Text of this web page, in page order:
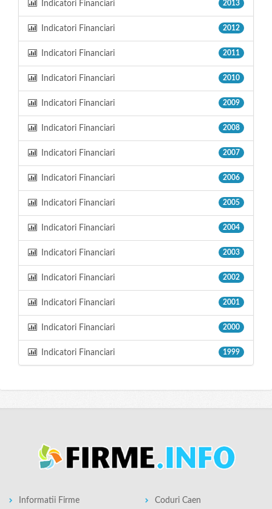
Indicatori Financiari 2013
Indicatori Financiari 2012
Indicatori Financiari 2011
Indicatori Financiari 2010
Indicatori Financiari 2009
Indicatori Financiari 2008
Indicatori Financiari 2007
Indicatori Financiari 2006
Indicatori Financiari 2005
Indicatori Financiari 2004
Indicatori Financiari 2003
Indicatori Financiari 2002
Indicatori Financiari 2001
Indicatori Financiari 2000
Indicatori Financiari 1999
Informatii Firme Coduri Caen